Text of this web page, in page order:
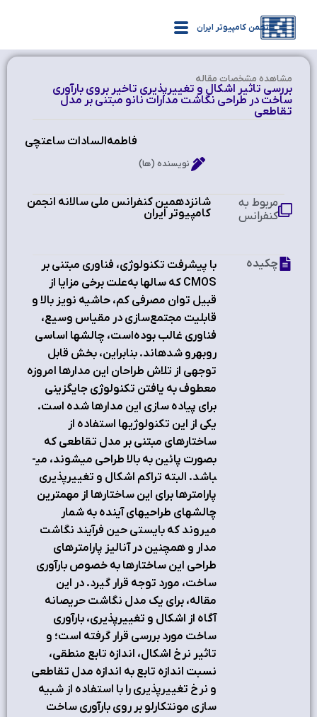
انجمن کامپیوتر ایران
مشاهده‌ مشخصات مقاله
بررسي تاثير اشکال و تغييرپذيري تاخير بروي بارآوري
ساخت در طراحي نگاشت مدارات نانو مبتني بر مدل
تقاطعي
فاطمه‌السادات ساعتچی
نویسنده (ها)
شانزدهمین کنفرانس ملی سالانه انجمن
کامپیوتر ایران ‫
مربوط به
کنفرانس
با پیشرفت تکنولوژی، فناوری مبتنی بر
CMOS که سالها به‌علت برخي مزايا از
قبيل توان مصرفي کم، حاشيه نويز بالا و
قابليت مجتمع‌سازي در مقياس وسيع،
فناوري غالب بوده‌است، چالش‏ها اساسی
روبه‏رو شده‏اند. بنابراین، بخش قابل
توجهی از تلاش طراحان این مدارها امروزه
معطوف به یافتن تکنولوژی جایگزینی
برای پیاده سازی این مدارها شده است.
یکی از این تکنولوژی‏ها استفاده از
ساختارهاي مبتنی بر مدل تقاطعي که
بصورت پائين به بالا طراحي مي­شوند، می­
باشد. البته تراکم اشکال و تغييرپذیری
پارامترها براي این ساختارها از مهمترين
چالش­هاي طراحي‏های آینده به شمار
می‏روند که بايستی حین فرآیند نگاشت
مدار و همچنين در آناليز پارامترهای
طراحی این ساختارها به خصوص بارآوری
ساخت، مورد توجه قرار گيرد. در اين
مقاله، براي يک مدل نگاشت حريصانه
آگاه از اشکال و تغييرپذيري، بارآوري
ساخت مورد بررسی قرار گرفته است؛ و
تاثير نرخ اشکال، اندازه تابع منطقي،
نسبت اندازه تابع به اندازه مدل تقاطعي
و نرخ تغييرپذيري را با استفاده از شبيه
سازي مونت­کارلو بر روي بارآوري ساخت
چکیده